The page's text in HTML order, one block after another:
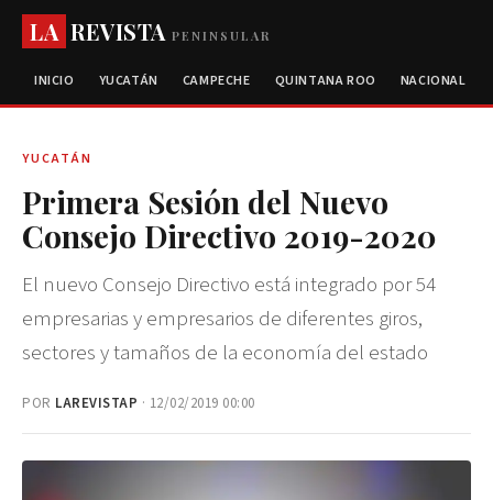
LA REVISTAPENINSULAR
INICIO YUCATÁN CAMPECHE QUINTANA ROO NACIONAL
YUCATÁN
Primera Sesión del Nuevo
Consejo Directivo 2019-2020
El nuevo Consejo Directivo está integrado por 54
empresarias y empresarios de diferentes giros,
sectores y tamaños de la economía del estado
POR LAREVISTAP · 12/02/2019 00:00